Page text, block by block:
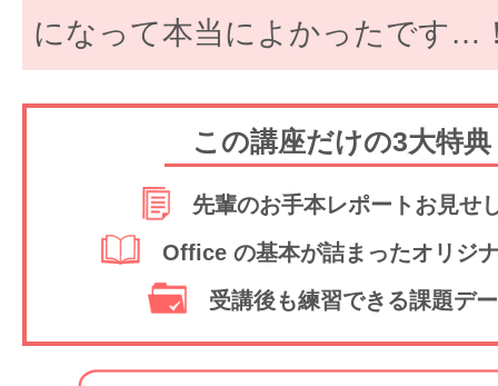
になって本当によかったです…
この講座だけの3大特
先輩のお手本レポートお見せ
Office の基本が詰まったオリジ
受講後も練習できる課題デ